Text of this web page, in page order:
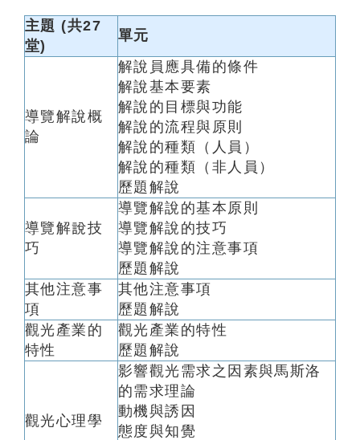
主題 (共27
堂)
單元
導覽解說概
論
解說員應具備的條件
解說基本要素
解說的目標與功能
解說的流程與原則
解說的種類（人員）
解說的種類（非人員）
歷題解說
導覽解說技
巧
導覽解說的基本原則
導覽解說的技巧
導覽解說的注意事項
歷題解說
其他注意事
項
其他注意事項
歷題解說
觀光產業的
特性
觀光產業的特性
歷題解說
觀光心理學
影響觀光需求之因素與馬斯洛
的需求理論
動機與誘因
態度與知覺